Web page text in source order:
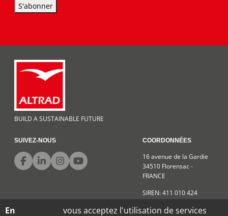
S'abonner
BUILD A SUSTAINABLE FUTURE
SUIVEZ-NOUS COORDONNÉES
16 avenue de la Gardie
34510 Florensac -
FRANCE
SIREN: 411 010 424
En vous acceptez l'utilisation de services